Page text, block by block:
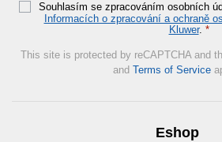
Souhlasím se zpracováním osobních
Informacích o zpracování a ochraně
Kluwer. *
This site is protected by reCAPTCHA and
and Terms of Service
Eshop